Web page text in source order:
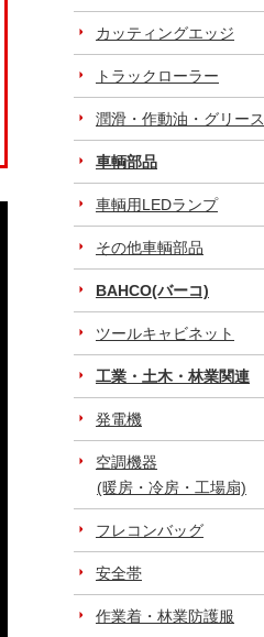
カッティングエッジ
トラックローラー
潤滑・作動油・グリース
車輌部品
車輌用LEDランプ
その他車輌部品
BAHCO(バーコ)
ツールキャビネット
工業・土木・林業関連
発電機
空調機器
(暖房・冷房・工場扇)
フレコンバッグ
安全帯
作業着・林業防護服